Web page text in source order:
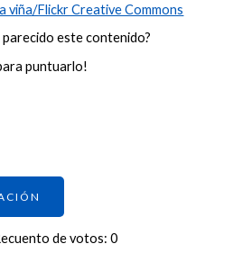
viña/Flickr Creative Commons
este contenido?
puntuarlo!
de votos:0